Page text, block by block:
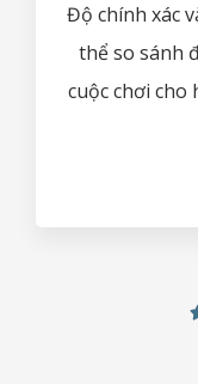
Độ chính xác
thể so sánh
cuộc chơi